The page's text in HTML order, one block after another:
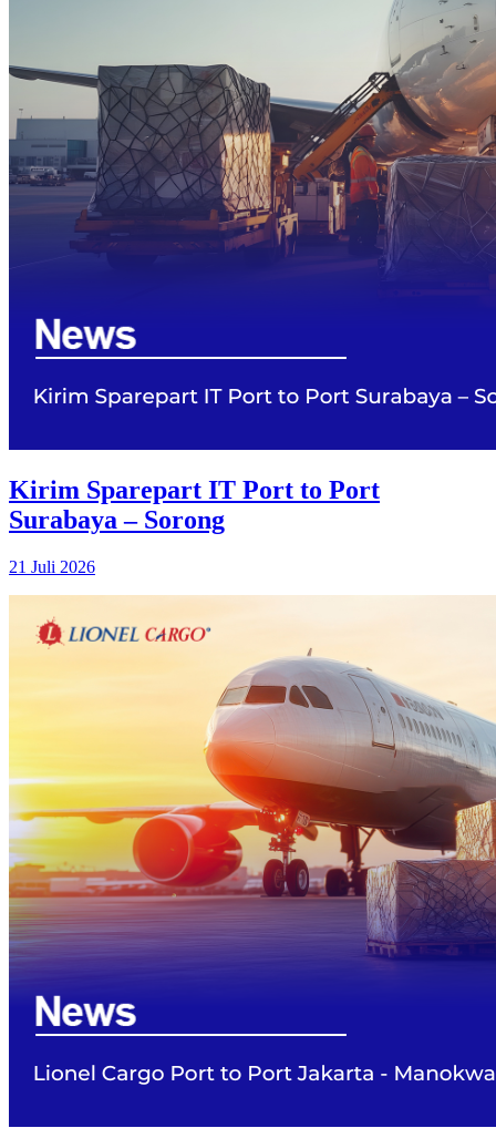
Kirim Sparepart IT Port to Port
Surabaya – Sorong
21 Juli 2026